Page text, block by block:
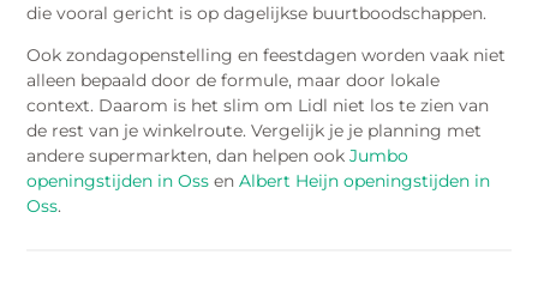
die vooral gericht is op dagelijkse buurtboodschappen.
Ook zondagopenstelling en feestdagen worden vaak niet
alleen bepaald door de formule, maar door lokale
context. Daarom is het slim om Lidl niet los te zien van
de rest van je winkelroute. Vergelijk je je planning met
andere supermarkten, dan helpen ookJumbo
openingstijden in Oss enAlbert Heijn openingstijden in
Oss.